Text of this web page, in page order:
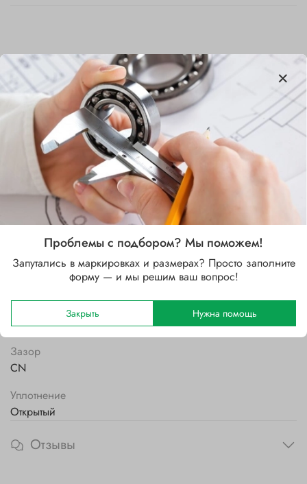
Характеристики
Бренд
Внутренний диаметр d, мм
30
Наружный диаметр D, мм
Ширина B, мм
Полиамидный
Зазор
CN
Уплотнение
Открытый
Отзывы
Проблемы с подбором? Мы поможем!
Запутались в маркировках и размерах? Просто заполните
форму — и мы решим ваш вопрос!
Закрыть Нужна помощь